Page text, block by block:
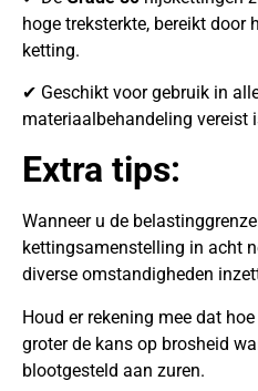
hoge treksterkte, bereikt door
ketting.
✔ Geschikt voor gebruik in
materiaalbehandeling vereist
Extra tips:
Wanneer u de
kettingsamenstelling in acht
diverse omstandigheden
Houd er rekening mee dat
groter de kans op brosheid
blootgesteld aan zuren.